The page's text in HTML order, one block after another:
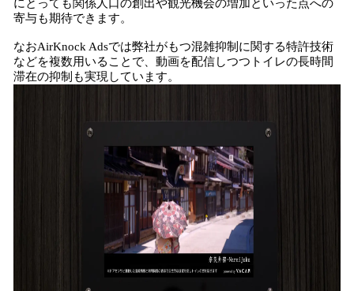
にとっても関係人口の創出や観光機会の増加といった点への
寄与も期待できます。
なおAirKnock Adsでは弊社がもつ混雑抑制に関する特許技術
などを複数用いることで、動画を配信しつつトイレの長時間
滞在の抑制も実現しています。